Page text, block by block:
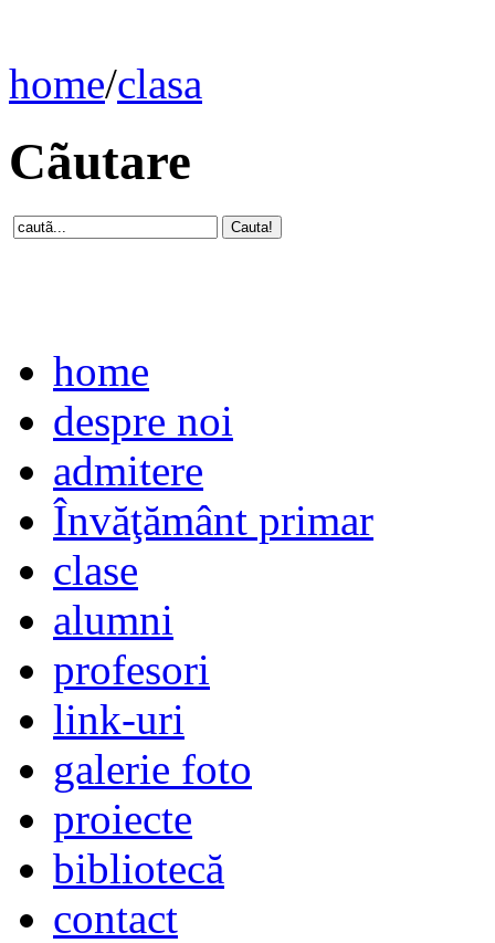
home/clasa
Cãutare
home
despre noi
admitere
Învăţământ primar
clase
alumni
profesori
link-uri
galerie foto
proiecte
bibliotecă
contact